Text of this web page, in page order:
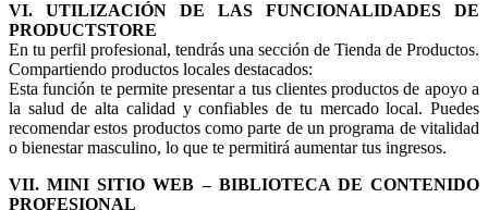
VI. UTILIZACIÓN DE LAS FUNCIONALIDADES DE
PRODUCTSTORE
En tu perfil profesional, tendrás una sección de Tienda de Productos.
Compartiendo productos locales destacados:
Esta función te permite presentar a tus clientes productos de apoyo a
la salud de alta calidad y confiables de tu mercado local. Puedes
recomendar estos productos como parte de un programa de vitalidad
o bienestar masculino, lo que te permitirá aumentar tus ingresos.
VII. MINI SITIO WEB – BIBLIOTECA DE CONTENIDO
PROFESIONAL